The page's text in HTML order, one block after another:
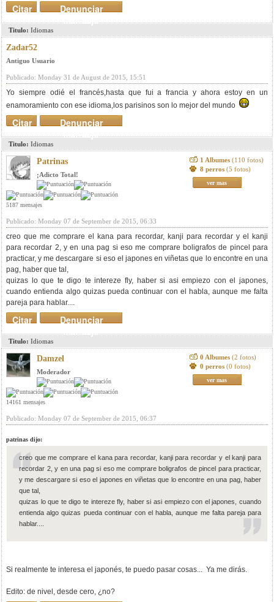
Denunciar
mensaje
Citar
Titulo: Idiomas
Zadar52
Antiguo Usuario
Publicado: Monday 31 de August de 2015, 15:51
Yo siempre odié el francés,hasta que fui a francia y ahora estoy en un
enamoramiento con ese idioma,los parisinos son lo mejor del mundo
Denunciar
mensaje
Citar
Titulo: Idiomas
Patrinas
¡Adicto Total!
5187 mensajes
1 Albumes (110 fotos)
8 perros (5 fotos)
ver mas
Publicado: Monday 07 de September de 2015, 06:33
creo que me comprare el kana para recordar, kanji para recordar y el kanji
para recordar 2, y en una pag si eso me comprare boligrafos de pincel para
practicar, y me descargare si eso el japones en viñetas que lo encontre en una
pag, haber que tal,
quizas lo que te digo te intereze fly, haber si asi empiezo con el japones,
cuando entienda algo quizas pueda continuar con el habla, aunque me falta
pareja para hablar....
Denunciar
mensaje
Citar
Titulo: Idiomas
Damzel
Moderador
14161 mensajes
0 Albumes (2 fotos)
0 perros (0 fotos)
ver mas
Publicado: Monday 07 de September de 2015, 06:37
patrinas dijo:
creo que me comprare el kana para recordar, kanji para recordar y el kanji para
recordar 2, y en una pag si eso me comprare boligrafos de pincel para practicar,
y me descargare si eso el japones en viñetas que lo encontre en una pag, haber
que tal,
quizas lo que te digo te intereze fly, haber si asi empiezo con el japones, cuando
entienda algo quizas pueda continuar con el habla, aunque me falta pareja para
hablar....
Si realmente te interesa el japonés, te puedo pasar cosas... Ya me dirás.
Edito: de nivel, desde cero, ¿no?